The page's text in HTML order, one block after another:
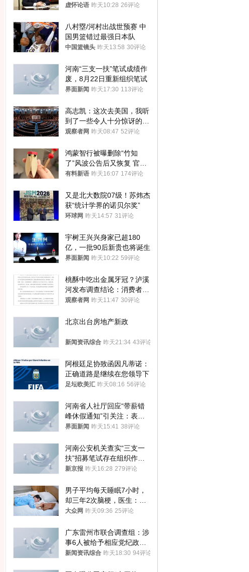
76岁老将扛旗
虚怀论语 昨天10:28 26评论
八村塁/河村出战世预赛 中
国男篮错过最强日本队
中国篮镜头 昨天13:58 30评论
河南“三支一扶”笔试成绩作
废，8月22日重新组织笔试
界面新闻 昨天17:30 113评论
高志凯：这次去美国，我听
到了一些令人十分惊讶的消
息
观察者网 昨天08:47 52评论
鸿蒙智行被曝删除“竹知
了”风波公告后又恢复 官媒
曾力挺：劝华为要大度的，
有料新语 昨天16:07 174评论
又是北大数院07级！苏炜杰
获“统计学界的诺贝尔奖”
环球网 昨天14:57 31评论
宇树王兴兴身家已超180
亿，一批90后新贵也将诞生
界面新闻 昨天10:22 59评论
桃酥中吃出金属牙冠？泸溪
河发布调查结论：消费者已
澄清，所发视频情况不属实
观察者网 昨天11:47 30评论
北京出台房地产新政
新闻资讯综合 昨天21:34 43评论
阿根廷足协致函因凡蒂诺：
正确道路是继续在您领导下
足坛欧美汇 昨天08:16 56评论
河南省人社厅回应“带薪错
峰休假通知”引关注：表述
不够准确，待修改后印发
界面新闻 昨天15:41 38评论
河南公安机关查实“三支一
扶”招募笔试存在组织作弊
犯罪行为
新京报 昨天16:28 279评论
男子平均每天睡眠7小时，
却三年2次脑梗，医生：这
样睡觉更伤身
大众网 昨天09:36 25评论
广东雷州市联合调查组：涉
事6人被给予相应党纪政务
处分和组织处理
新闻资讯综合 昨天18:30 94评论